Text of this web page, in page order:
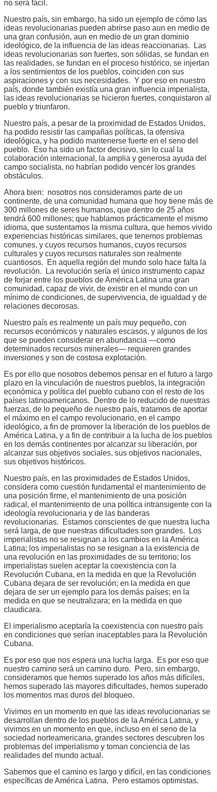
no será fácil.
Nuestro país, sin embargo, ha sido un ejemplo de cómo las
ideas revolucionarias pueden abrirse paso aun en medio de
una gran confusión, aun en medio de un gran dominio
ideológico, de la influencia de las ideas reaccionarias. Las
ideas revolucionarias son fuertes, son sólidas, se fundan en
las realidades, se fundan en el proceso histórico, se injertan
a los sentimientos de los pueblos, coinciden con sus
aspiraciones y con sus necesidades. Y por eso en nuestro
país, donde también existía una gran influencia imperialista,
las ideas revolucionarias se hicieron fuertes, conquistaron al
pueblo y triunfaron.
Nuestro país, a pesar de la proximidad de Estados Unidos,
ha podido resistir las campañas políticas, la ofensiva
ideológica, y ha podido mantenerse fuerte en el seno del
pueblo. Eso ha sido un factor decisivo, sin lo cual la
colaboración internacional, la amplia y generosa ayuda del
campo socialista, no habrían podido vencer los grandes
obstáculos.
Ahora bien: nosotros nos consideramos parte de un
continente, de una comunidad humana que hoy tiene más de
300 millones de seres humanos, que dentro de 25 años
tendrá 600 millones; que hablamos prácticamente el mismo
idioma, que sustentamos la misma cultura, que hemos vivido
experiencias históricas similares, que tenemos problemas
comunes, y cuyos recursos humanos, cuyos recursos
culturales y cuyos recursos naturales son realmente
cuantiosos. En aquella región del mundo solo hace falta la
revolución. La revolución sería el único instrumento capaz
de forjar entre los pueblos de América Latina una gran
comunidad, capaz de vivir, de existir en el mundo con un
mínimo de condiciones, de supervivencia, de igualdad y de
relaciones decorosas.
Nuestro país es realmente un país muy pequeño, con
recursos económicos y naturales escasos, y algunos de los
que se pueden considerar en abundancia —como
determinados recursos minerales— requieren grandes
inversiones y son de costosa explotación.
Es por ello que nosotros debemos pensar en el futuro a largo
plazo en la vinculación de nuestros pueblos, la integración
económica y política del pueblo cubano con el resto de los
países latinoamericanos. Dentro de lo reducido de nuestras
fuerzas, de lo pequeño de nuestro país, tratamos de aportar
el máximo en el campo revolucionario, en el campo
ideológico, a fin de promover la liberación de los pueblos de
América Latina, y a fin de contribuir a la lucha de los pueblos
en los demás continentes por alcanzar su liberación, por
alcanzar sus objetivos sociales, sus objetivos nacionales,
sus objetivos históricos.
Nuestro país, en las proximidades de Estados Unidos,
considera como cuestión fundamental el mantenimiento de
una posición firme, el mantenimiento de una posición
radical, el mantenimiento de una política intransigente con la
ideología revolucionaria y de las banderas
revolucionarias. Estamos conscientes de que nuestra lucha
será larga, de que nuestras dificultades son grandes. Los
imperialistas no se resignan a los cambios en la América
Latina; los imperialistas no se resignan a la existencia de
una revolución en las proximidades de su territorio; los
imperialistas suelen aceptar la coexistencia con la
Revolución Cubana, en la medida en que la Revolución
Cubana dejara de ser revolución; en la medida en que
dejara de ser un ejemplo para los demás países; en la
medida en que se neutralizara; en la medida en que
claudicara.
El imperialismo aceptaría la coexistencia con nuestro país
en condiciones que serían inaceptables para la Revolución
Cubana.
Es por eso que nos espera una lucha larga. Es por eso que
nuestro camino será un camino duro. Pero, sin embargo,
consideramos que hemos superado los años más difíciles,
hemos superado las mayores dificultades, hemos superado
los momentos mas duros del bloqueo.
Vivimos en un momento en que las ideas revolucionarias se
desarrollan dentro de los pueblos de la América Latina, y
vivimos en un momento en que, incluso en el seno de la
sociedad norteamericana, grandes sectores descubren los
problemas del imperialismo y toman conciencia de las
realidades del mundo actual.
Sabemos que el camino es largo y difícil, en las condiciones
específicas de América Latina. Pero estamos optimistas.